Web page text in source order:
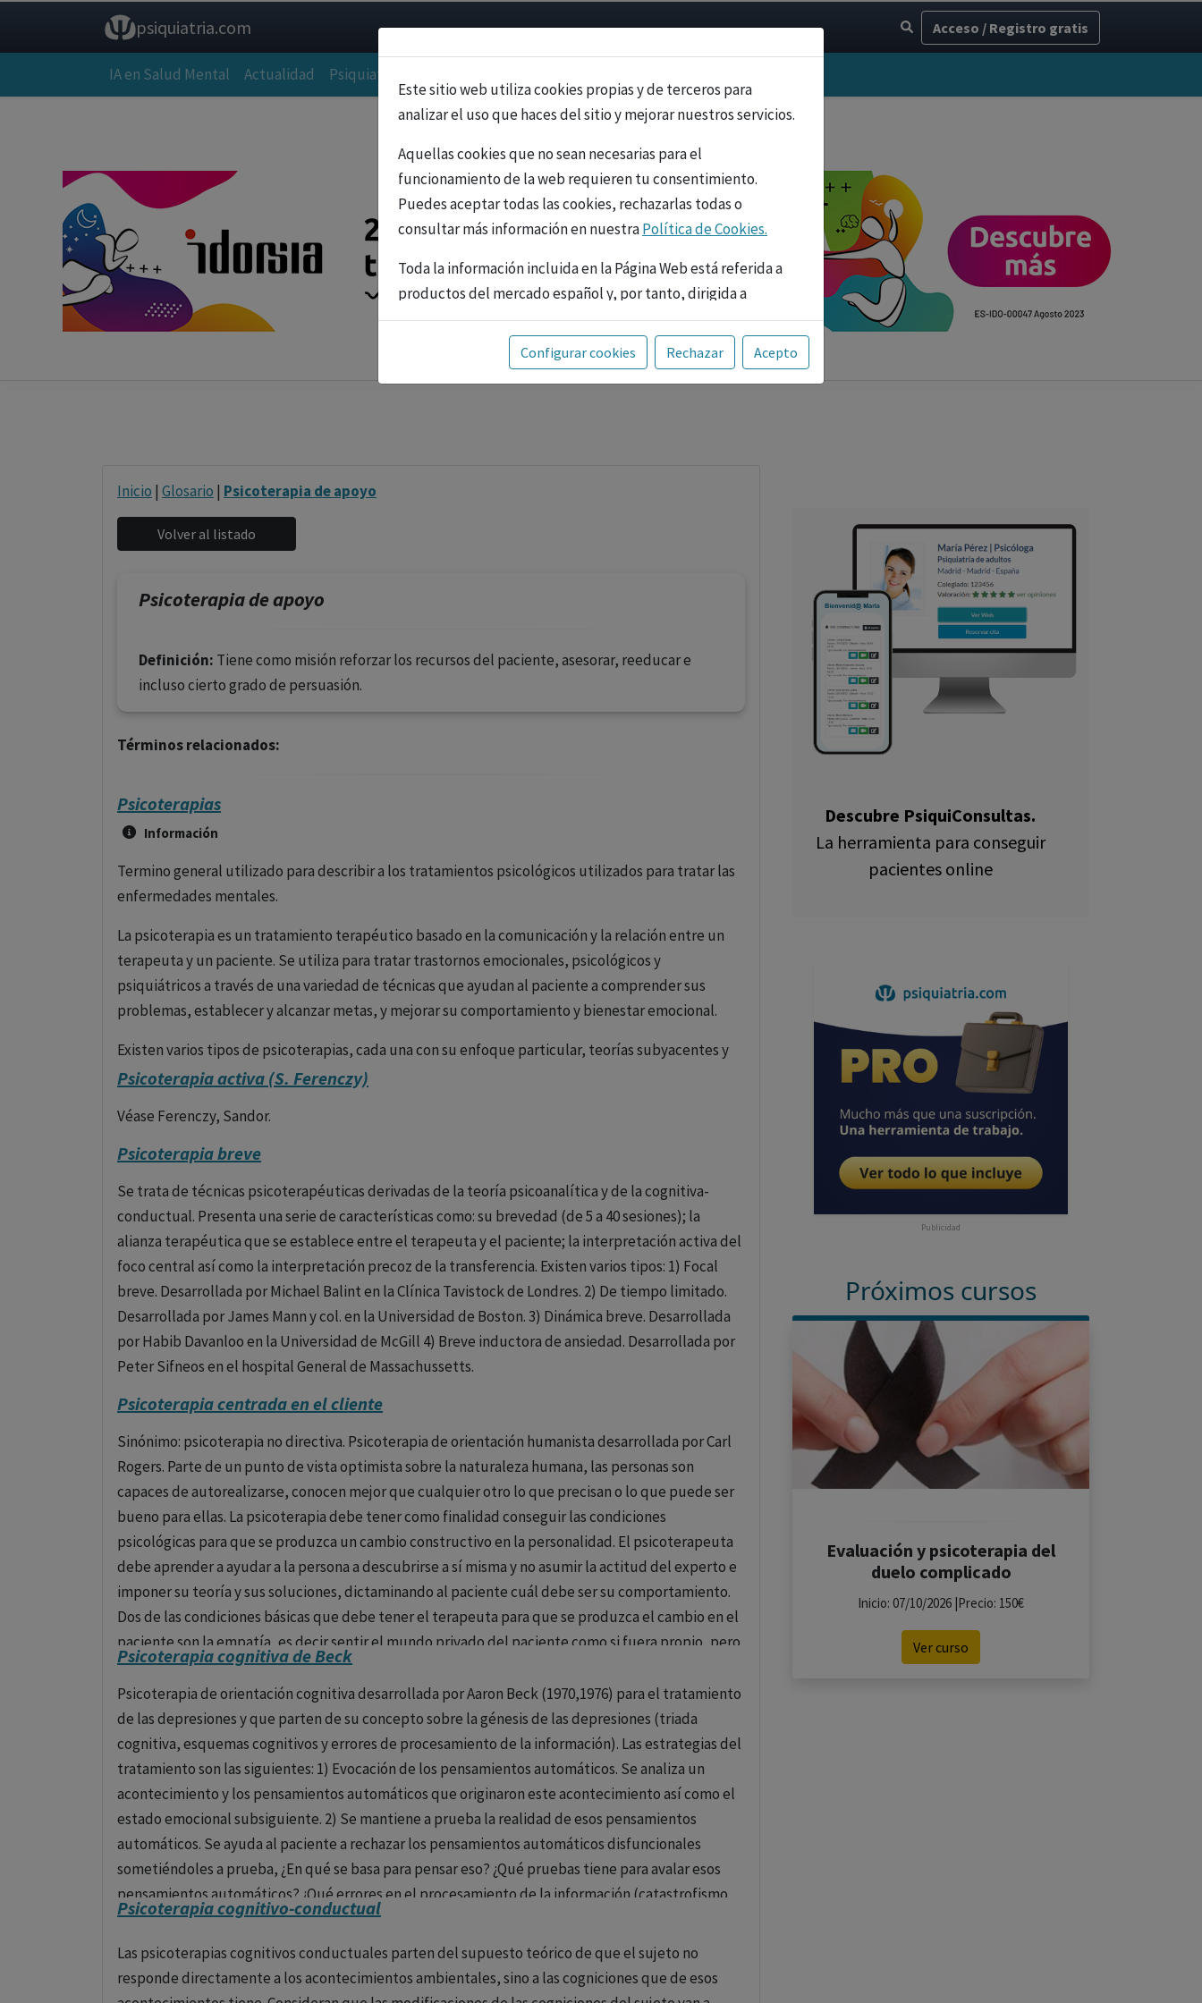
psiquiatria.com Acceso / Registro gratis
IA en Salud Mental Actualidad Psiquiatría
Este sitio web utiliza cookies propias y de terceros para
analizar el uso que haces del sitio y mejorar nuestros servicios.
Aquellas cookies que no sean necesarias para el
funcionamiento de la web requieren tu consentimiento.
Puedes aceptar todas las cookies, rechazarlas todas o
consultar más información en nuestraPolítica de Cookies.
Toda la información incluida en la Página Web está referida a
productos del mercado español y, por tanto, dirigida a
profesionales sanitarios legalmente facultados para
prescribir o dispensar medicamentos con ejercicio
profesional. La información técnica de los fármacos se facilita
Configurar cookies Rechazar Acepto
Inicio | Glosario | Psicoterapia de apoyo
Psicoterapia de apoyo
Definición: Tiene como misión reforzar los recursos del paciente, asesorar, reeducar e
incluso cierto grado de persuasión.
Términos relacionados:
Psicoterapias
Información
Termino general utilizado para describir a los tratamientos psicológicos utilizados para tratar las
enfermedades mentales.
La psicoterapia es un tratamiento terapéutico basado en la comunicación y la relación entre un
terapeuta y un paciente. Se utiliza para tratar trastornos emocionales, psicológicos y
psiquiátricos a través de una variedad de técnicas que ayudan al paciente a comprender sus
problemas, establecer y alcanzar metas, y mejorar su comportamiento y bienestar emocional.
Existen varios tipos de psicoterapias, cada una con su enfoque particular, teorías subyacentes y
técnicas específicas. Aquí algunos de los enfoques más comunes:
1. Terapia Cognitivo-Conductual (TCC)
La TCC se centra en identificar y cambiar pensamientos y comportamientos negativos o
una variedad de trastornos, incluidos la ansiedad, la depresión, los trastornos alimentarios y el
trastorno obsesivo-compulsivo. Se basa en la idea de que nuestros pensamientos determinan
nuestras emociones y comportamientos.
2. Psicoterapia Psicoanalítica y Psicodinámica
Estos enfoques se basan en las teorías de Sigmund Freud y otros. Se enfocan en explorar los
patrones de comportamiento arraigados y los conflictos internos inconscientes que pueden estar
pueden entender y resolver sus problemas al aumentar la conciencia de sus motivaciones
internas y de cómo afectan su comportamiento actual.
3. Terapia Humanista
Este enfoque se centra en la capacidad individual de hacer elecciones racionales y desarrollar su
máximo potencial. Una forma común de terapia humanista es la Terapia Centrada en la Persona,
desarrollada por Carl Rogers, que enfatiza la importancia de ofrecer un ambiente de aceptación,
empatía y congruencia para facilitar el cambio personal.
4. Terapia de Aceptación y Compromiso (ACT)
La ACT es una forma de TCC que utiliza estrategias de aceptación y mindfulness, combinadas con
compromisos de cambio de comportamiento, para aumentar la flexibilidad psicológica. Se enseña
a los pacientes a aceptar sus pensamientos y sentimientos en lugar de luchar contra ellos,
comprometiéndose al mismo tiempo a cambiar su comportamiento en dirección a sus valores
personales.
5. Terapia de Pareja y Familia
Estas terapias tratan los problemas en el contexto de las relaciones familiares y de pareja. El
objetivo es mejorar la comunicación, resolver conflictos y fortalecer las relaciones familiares. La
terapia sistémica familiar, por ejemplo, ve los problemas individuales en el contexto de sistemas
de relación más amplios como la familia.
6. Terapia de Grupo
En la terapia de grupo, un terapeuta trabaja con varios pacientes al mismo tiempo. Este enfoque
Psicoterapia activa (S. Ferenczy)
Véase Ferenczy, Sandor.
Psicoterapia breve
Se trata de técnicas psicoterapéuticas derivadas de la teoría psicoanalítica y de la cognitiva-
conductual. Presenta una serie de características como: su brevedad (de 5 a 40 sesiones); la
alianza terapéutica que se establece entre el terapeuta y el paciente; la interpretación activa del
foco central así como la interpretación precoz de la transferencia. Existen varios tipos: 1) Focal
breve. Desarrollada por Michael Balint en la Clínica Tavistock de Londres. 2) De tiempo limitado.
Desarrollada por James Mann y col. en la Universidad de Boston. 3) Dinámica breve. Desarrollada
por Habib Davanloo en la Universidad de McGill 4) Breve inductora de ansiedad. Desarrollada por
Peter Sifneos en el hospital General de Massachussetts.
Psicoterapia centrada en el cliente
Sinónimo: psicoterapia no directiva. Psicoterapia de orientación humanista desarrollada por Carl
Rogers. Parte de un punto de vista optimista sobre la naturaleza humana, las personas son
capaces de autorealizarse, conocen mejor que cualquier otro lo que precisan o lo que puede ser
bueno para ellas. La psicoterapia debe tener como finalidad conseguir las condiciones
psicológicas para que se produzca un cambio constructivo en la personalidad. El psicoterapeuta
debe aprender a ayudar a la persona a descubrirse a sí misma y no asumir la actitud del experto e
imponer su teoría y sus soluciones, dictaminando al paciente cuál debe ser su comportamiento.
Dos de las condiciones básicas que debe tener el terapeuta para que se produzca el cambio en el
paciente son la empatía, es decir sentir el mundo privado del paciente como si fuera propio, pero
sin nunca perder la cualidad de como si y el aprecio positivo incondicional del paciente que
significa aceptación del paciente sin condiciones de aceptación, sin ningún sentimiento de te
quiero solamente si eres esto o aquello.
Psicoterapia cognitiva de Beck
Psicoterapia de orientación cognitiva desarrollada por Aaron Beck (1970,1976) para el tratamiento
de las depresiones y que parten de su concepto sobre la génesis de las depresiones (triada
cognitiva, esquemas cognitivos y errores de procesamiento de la información). Las estrategias del
tratamiento son las siguientes: 1) Evocación de los pensamientos automáticos. Se analiza un
acontecimiento y los pensamientos automáticos que originaron este acontecimiento así como el
estado emocional subsiguiente. 2) Se mantiene a prueba la realidad de esos pensamientos
automáticos. Se ayuda al paciente a rechazar los pensamientos automáticos disfuncionales
sometiéndoles a prueba, ¿En qué se basa para pensar eso? ¿Qué pruebas tiene para avalar esos
pensamientos automáticos? ¿Qué errores en el procesamiento de la información (catastrofismo,
generalización, etc.) está desarrollando? Se buscan otras explicaciones posibles. 3) A medida que
se van identificando los pensamientos automáticos vamos dándonos cuenta de los esquemas
cognitivos disfuncionales que están debajo. 4) Evaluación de la validez de los esquemas
cognitivos. Esta evaluación es similar a la evaluación de la validez de los pensamientos
Psicoterapia cognitivo-conductual
Las psicoterapias cognitivos conductuales parten del supuesto teórico de que el sujeto no
responde directamente a los acontecimientos ambientales, sino a las cogniciones que de esos
Descubre PsiquiConsultas.
La herramienta para conseguir
pacientes online
Publicidad
Próximos cursos
Evaluación y psicoterapia del
duelo complicado
Inicio: 07/10/2026 |Precio: 150€
Ver curso